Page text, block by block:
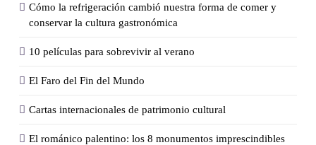
Cómo la refrigeración cambió nuestra forma de comer y
conservar la cultura gastronómica
10 películas para sobrevivir al verano
El Faro del Fin del Mundo
Cartas internacionales de patrimonio cultural
El románico palentino: los 8 monumentos imprescindibles